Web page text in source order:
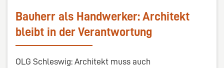
Bauherr als Handwerker: Architekt
bleibt in der Verantwortung
OLG Schleswig: Architekt muss auch